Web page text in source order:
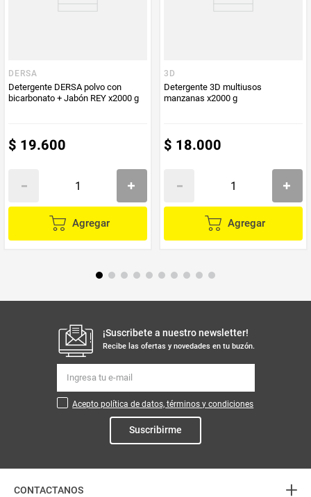
de Medida
DERSA
Detergente DERSA polvo con
bicarbonato + Jabón REY x2000 g
$ 19.600
Agregar
3D
Detergente 3D multiusos
manzanas x2000 g
$ 18.000
Agregar
¡Suscribete a nuestro newsletter!
Recibe las ofertas y novedades en tu buzón.
Acepto política de datos, términos y condiciones
Suscribirme
CONTACTANOS +